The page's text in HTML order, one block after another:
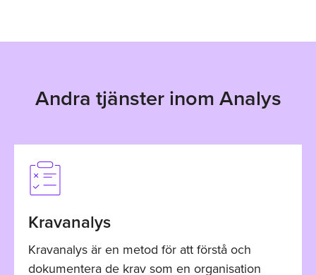
Andra tjänster inom Analys
Kravanalys
Kravanalys är en metod för att förstå och
dokumentera de krav som en organisation